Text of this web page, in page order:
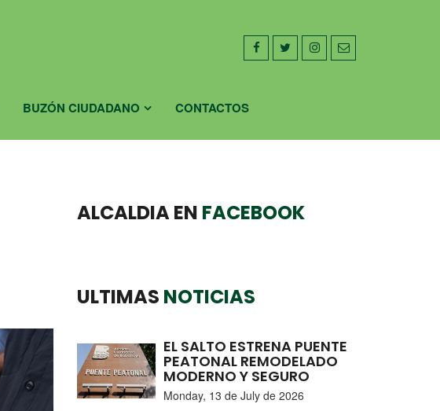
BUZÓN CIUDADANO CONTACTOS
ALCALDIA EN FACEBOOK
ULTIMAS NOTICIAS
EL SALTO ESTRENA PUENTE
PEATONAL REMODELADO
MODERNO Y SEGURO
Monday, 13 de July de 2026